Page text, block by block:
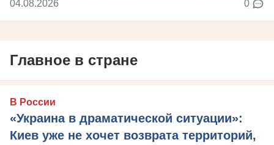
04.08.2026 0
Главное в стране
В России
«Украина в драматической ситуации»:
Киев уже не хочет возврата территорий,